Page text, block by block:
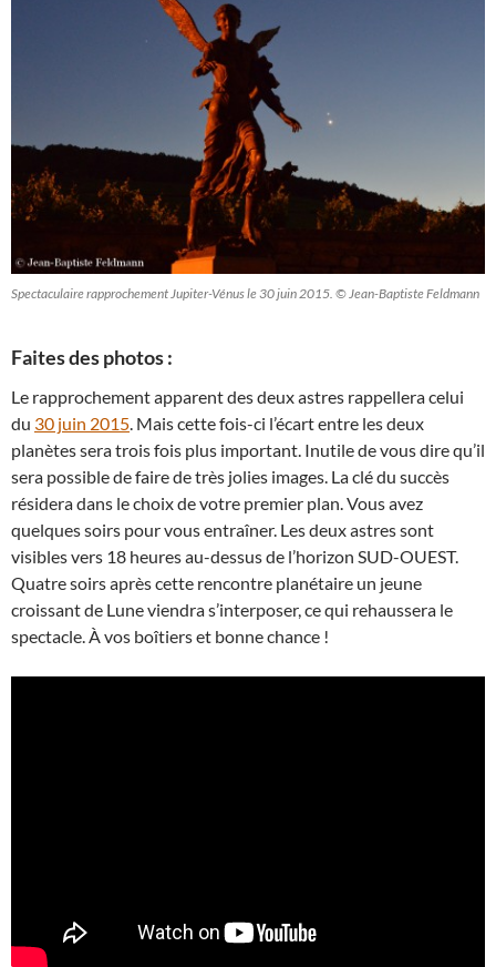
Spectaculaire rapprochement Jupiter-Vénus le 30 juin 2015. © Jean-Baptiste Feldmann
Faites des photos :
Le rapprochement apparent des deux astres rappellera celui
du 30 juin 2015. Mais cette fois-ci l’écart entre les deux
planètes sera trois fois plus important. Inutile de vous dire qu’il
sera possible de faire de très jolies images. La clé du succès
résidera dans le choix de votre premier plan. Vous avez
quelques soirs pour vous entraîner. Les deux astres sont
visibles vers 18 heures au-dessus de l’horizon SUD-OUEST.
Quatre soirs après cette rencontre planétaire un jeune
croissant de Lune viendra s’interposer, ce qui rehaussera le
spectacle. À vos boîtiers et bonne chance !